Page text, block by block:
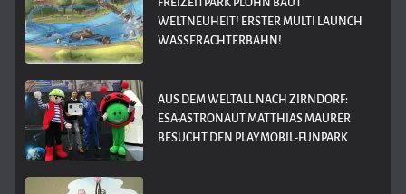
WELTNEUHEIT! ERSTER MULTI LAUNCH
WASSERACHTERBAHN!
AUS DEM WELTALL NACH ZIRNDORF:
ESA-ASTRONAUT MATTHIAS MAURER
BESUCHT DEN PLAYMOBIL-FUNPARK